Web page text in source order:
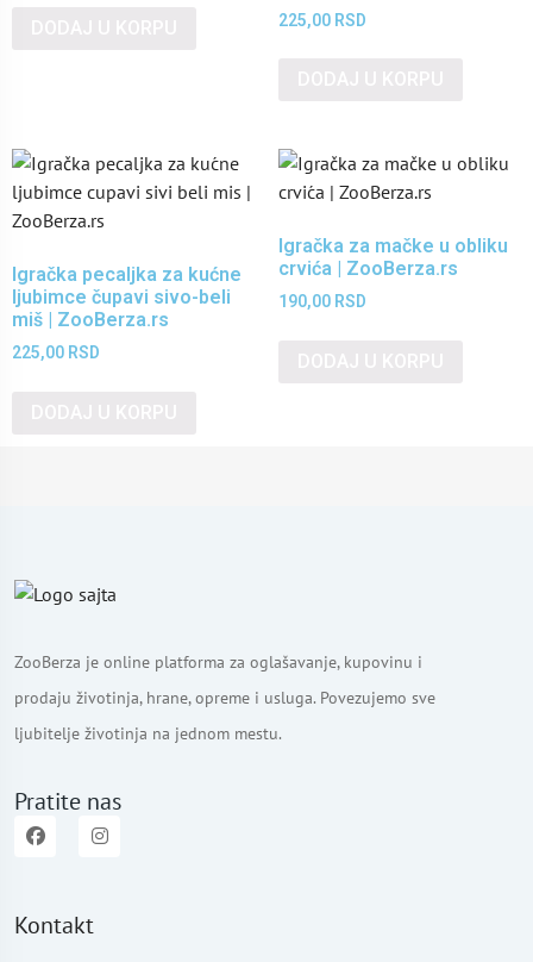
225,00 RSD
Igračka pecaljka za kućne
ljubimce čupavi sivo-beli
miš | ZooBerza.rs
225,00 RSD
Igračka za mačke u obliku
crvića | ZooBerza.rs
190,00 RSD
ZooBerza je online platforma za oglašavanje, kupovinu i
prodaju životinja, hrane, opreme i usluga. Povezujemo sve
ljubitelje životinja na jednom mestu.
Pratite nas
Kontakt